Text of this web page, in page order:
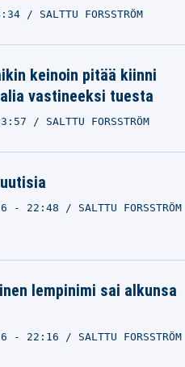
SALTTU FORSSTRÖM
keinoin pitää kiinni
vastineeksi tuesta
SALTTU FORSSTRÖM
- 22:48 SALTTU FORSSTRÖM
lempinimi sai alkunsa
- 22:16 SALTTU FORSSTRÖM